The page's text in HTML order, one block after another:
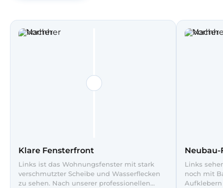
Klare Fensterfront
Links ist das Wohnungsfenster mit stark
verschmutzter Scheibe und Wasserflecken
zu sehen. Nach unserer professionellen
Links
noch mit
Aufklebern